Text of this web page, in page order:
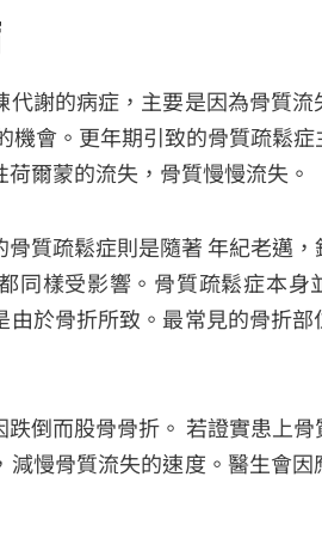
代謝的病症，主要是因為骨質流
機會。更年期引致的骨質疏鬆
爾蒙的流失，骨質慢慢流失。
質疏鬆症則是隨著 年紀老邁
同樣受影響。骨質疏鬆症本身
於骨折所致。最常見的骨折部
倒而股骨骨折。 若證實患上
慢骨質流失的速度。醫生會因